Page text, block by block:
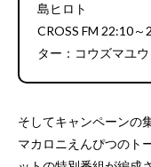
島ヒロト
CROSS FM 22:10
ター：コウズマユウ
そしてキャンペーンの
マカロニえんぴつのト